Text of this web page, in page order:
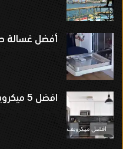
أفضل غسالة
افضل 5 ميكرويف يمكنك شرائها فى 2020